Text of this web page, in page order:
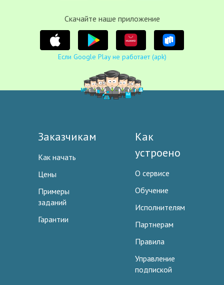
Cкачайте наше приложение
Если Google Play не работает (apk)
Заказчикам
Как начать
Цены
Примеры
заданий
Гарантии
Как
устроено
О сервисе
Обучение
Исполнителям
Партнерам
Правила
Управление
подпиской